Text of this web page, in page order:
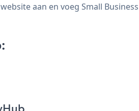
aan en voeg Small